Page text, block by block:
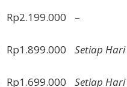
Rp2.199.000
–
Rp1.899.000
Setiap Hari
Rp1.699.000
Setiap Hari